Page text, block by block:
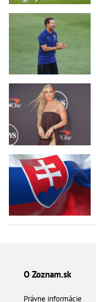
O Zoznam.sk
Právne informácie